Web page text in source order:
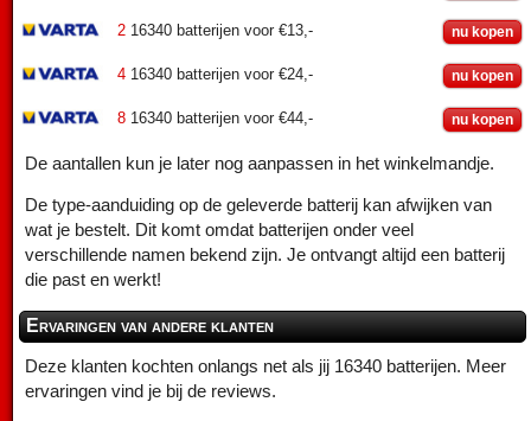
2 16340 batterijen voor €13,- nu kopen
4 16340 batterijen voor €24,- nu kopen
8 16340 batterijen voor €44,- nu kopen
De aantallen kun je later nog aanpassen in het winkelmandje.
De type-aanduiding op de geleverde batterij kan afwijken van
wat je bestelt. Dit komt omdat batterijen onder veel
verschillende namen bekend zijn. Je ontvangt altijd een batterij
die past en werkt!
Ervaringen van andere klanten
Deze klanten kochten onlangs net als jij 16340 batterijen. Meer
ervaringen vind je bij de reviews.